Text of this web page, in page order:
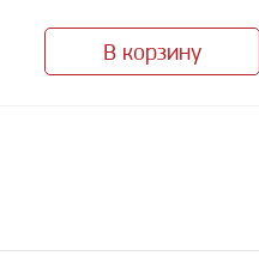
В корзину